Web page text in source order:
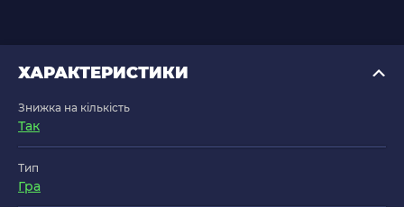
ХАРАКТЕРИСТИКИ
Знижка на кількість
Так
Тип
Гра